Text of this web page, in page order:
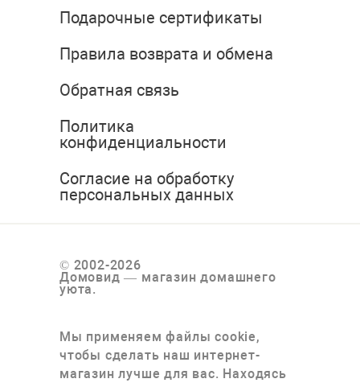
Подарочные сертификаты
Правила возврата и обмена
Обратная связь
Политика
конфиденциальности
Согласие на обработку
персональных данных
© 2002-2026
Домовид — магазин домашнего
уюта.
Мы применяем файлы cookie,
чтобы сделать наш интернет-
магазин лучше для вас. Находясь